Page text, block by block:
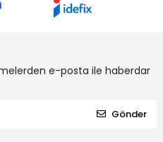
e-posta ile haberdar
Gönder